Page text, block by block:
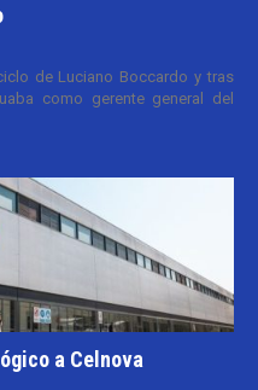
de Luciano Boccardo y tras
como gerente general del
a Celnova